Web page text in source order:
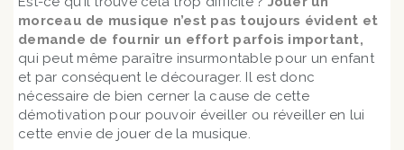
morceau de musique n’est pas toujours évident et
demande de fournir un effort parfois important,
qui peut même paraître insurmontable pour un enfant
et par conséquent le décourager. Il est donc
nécessaire de bien cerner la cause de cette
démotivation pour pouvoir éveiller ou réveiller en lui
cette envie de jouer de la musique.